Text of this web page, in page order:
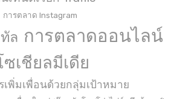
การตลาด Instagram
ล การตลาดออนไลน์
เชียลมีเดีย
เพิ่มเพื่อนด้วยกลุ่มเป้าหมาย